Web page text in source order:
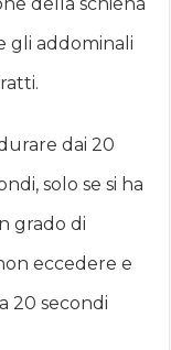
gli addominali
dai 20
solo se si ha
grado di
eccedere e
20 secondi